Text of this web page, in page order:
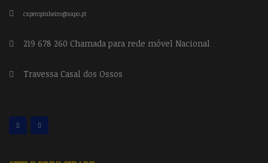
csperopinheiro@sapo.pt
219 678 260 Chamada para rede móvel Nacional
Travessa Casal dos Ossos